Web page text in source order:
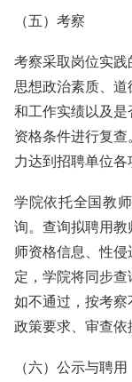
（五）考察
考察采取岗位实
思想政治素质、
和工作实绩以及
资格条件进行复
力达到招聘单位各
学院依托全国教
询。查询拟聘用
师资格信息、性
定，学院将同步
如不通过，按考
政策要求、审查依
（六）公示与聘用